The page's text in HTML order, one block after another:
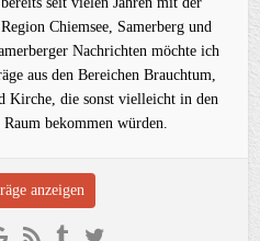
Chiemsee, Samerberg und
Nachrichten möchte ich
aus den Bereichen Brauchtum,
Kirche, die sonst vielleicht in den
bekommen würden.
anzeigen